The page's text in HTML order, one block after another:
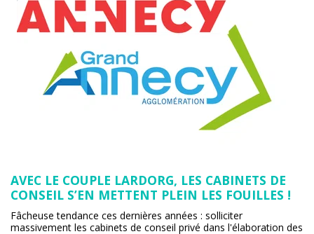
AVEC LE COUPLE LARDORG, LES CABINETS DE
CONSEIL S’EN METTENT PLEIN LES FOUILLES !
Fâcheuse tendance ces dernières années : solliciter
massivement les cabinets de conseil privé dans l'élaboration des